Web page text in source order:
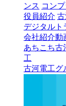
ンス コン
役員紹介
デジタルト
会社紹介動
あちこち古
工
古河電工グ